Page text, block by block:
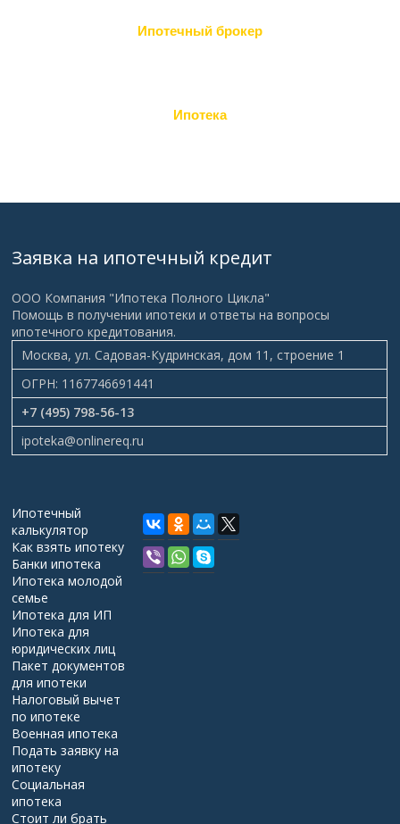
Ипотечный брокер
Ипотека
Заявка на ипотечный кредит
ООО Компания "Ипотека Полного Цикла"
Помощь в получении ипотеки и ответы на вопросы
ипотечного кредитования.
Москва, ул. Садовая-Кудринская, дом 11, строение 1
ОГРН: 1167746691441
+7 (495) 798-56-13
ipoteka@onlinereq.ru
Ипотечный
калькулятор
Как взять ипотеку
Банки ипотека
Ипотека молодой
семье
Ипотека для ИП
Ипотека для
юридических лиц
Пакет документов
для ипотеки
Налоговый вычет
по ипотеке
Военная ипотека
Подать заявку на
ипотеку
Социальная
ипотека
Стоит ли брать